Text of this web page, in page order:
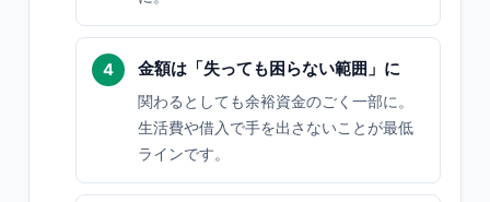
金額は「失っても困らない範囲」に
関わるとしても余裕資金のごく一部に。
生活費や借入で手を出さないことが最低
ラインです。